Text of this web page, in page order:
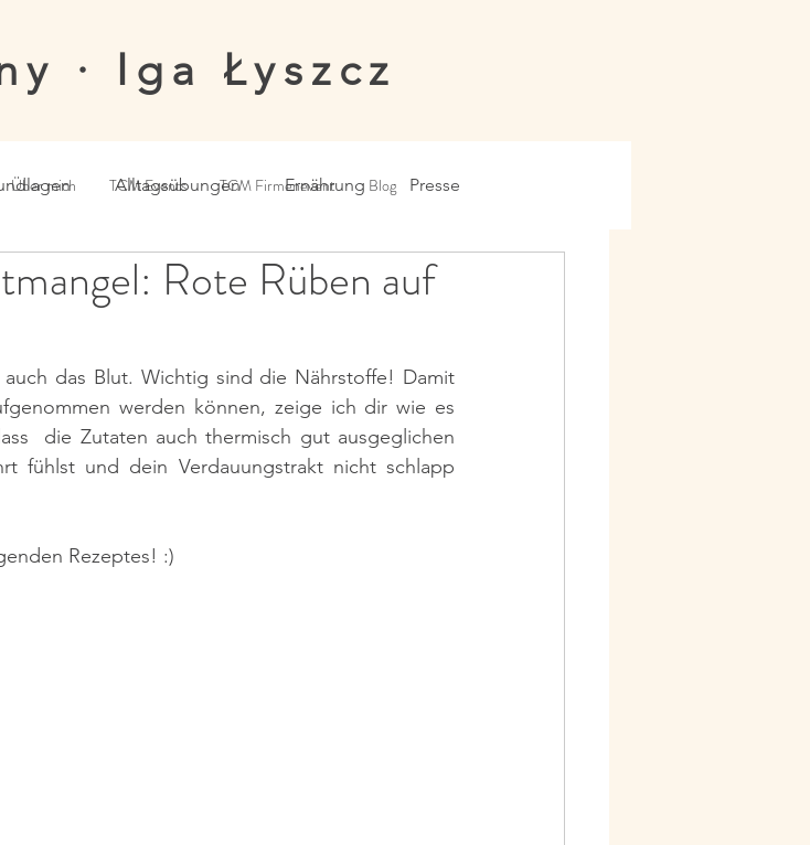
· Iga Łyszcz
Über mich TCM Events TCM Firmenevent Blog
Alltagsübungen Ernährung Presse
Rote Rüben auf
das Blut. Wichtig sind die Nährstoffe! Damit
werden können, zeige ich dir wie es
die Zutaten auch thermisch gut ausgeglichen
fühlst und dein Verdauungstrakt nicht schlapp
Rezeptes! :)